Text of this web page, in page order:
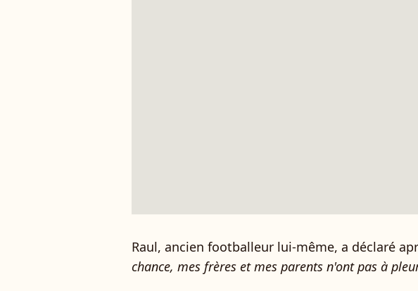
Raul, ancien footballeur lui-même, a déclaré
chance, mes frères et mes parents n'ont pas à